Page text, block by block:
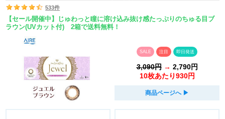
533件
【セール開催中】じゅわっと瞳に溶け込み抜け感たっぷりのちゅる目ブ
ラウン(UVカット付) 2箱で送料無料！
SALE 注目 即日発送
3,090円→ 2,790円
10枚あたり930円
商品ページへ ▶︎